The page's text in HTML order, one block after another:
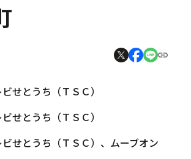
せとうち（ＴＳＣ）
せとうち（ＴＳＣ）
ビせとうち（ＴＳＣ）、ムーブオン